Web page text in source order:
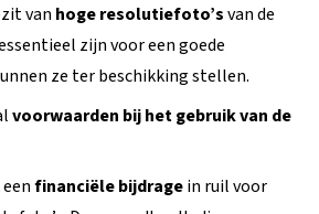
van hoge resolutiefoto’svan de
zijn voor een goede
ze ter beschikking stellen.
voorwaarden bij het gebruik van de
financiële bijdragein ruil voor